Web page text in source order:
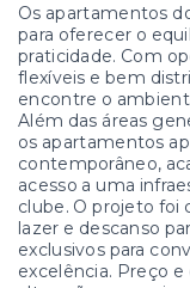
Os apartamentos
para oferecer o
praticidade. Com
flexíveis e bem
encontre o
Além das áreas
os apartamentos
contemporâneo,
acesso a uma
clube. O projeto foi
lazer e descanso
exclusivos para
excelência. Preço